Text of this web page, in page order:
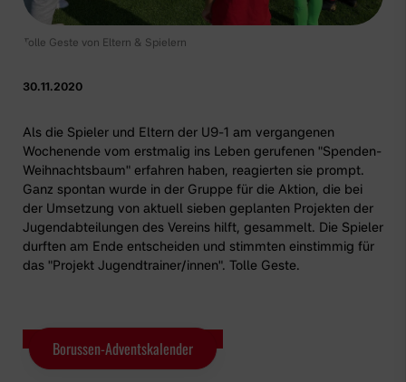
Tolle Geste von Eltern & Spielern
30.11.2020
Als die Spieler und Eltern der U9-1 am vergangenen
Wochenende vom erstmalig ins Leben gerufenen "Spenden-
Weihnachtsbaum" erfahren haben, reagierten sie prompt.
Ganz spontan wurde in der Gruppe für die Aktion, die bei
der Umsetzung von aktuell sieben geplanten Projekten der
Jugendabteilungen des Vereins hilft, gesammelt. Die Spieler
durften am Ende entscheiden und stimmten einstimmig für
das "Projekt Jugendtrainer/innen". Tolle Geste.
Borussen-Adventskalender